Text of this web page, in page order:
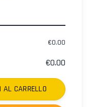
€0.00
€0.00
AL CARRELLO